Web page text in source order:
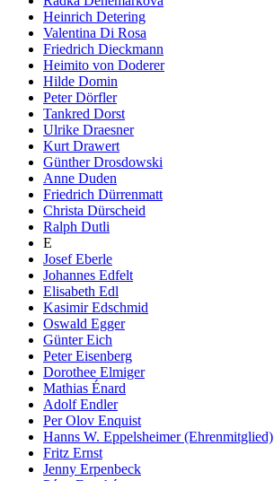
Heinrich Detering
Valentina Di Rosa
Friedrich Dieckmann
Heimito von Doderer
Hilde Domin
Peter Dörfler
Tankred Dorst
Ulrike Draesner
Kurt Drawert
Günther Drosdowski
Anne Duden
Friedrich Dürrenmatt
Christa Dürscheid
Ralph Dutli
E
Josef Eberle
Johannes Edfelt
Elisabeth Edl
Kasimir Edschmid
Oswald Egger
Günter Eich
Peter Eisenberg
Dorothee Elmiger
Mathias Énard
Adolf Endler
Per Olov Enquist
Hanns W. Eppelsheimer (Ehrenmitglied)
Fritz Ernst
Jenny Erpenbeck